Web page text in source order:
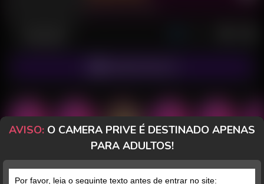
POSTS FANCLUB PAGOS AVALIAÇÕES
AVISO: O CAMERA PRIVE É DESTINADO APENAS
PARA ADULTOS!
Por favor, leia o seguinte texto antes de entrar no site: